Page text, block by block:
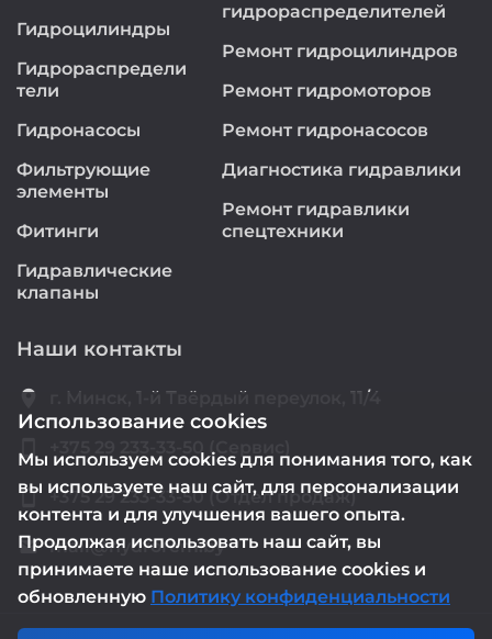
Гидроцилиндры
Гидрораспредели
тели
Гидронасосы
Фильтрующие
элементы
Фитинги
Гидравлические
клапаны
гидрораспределителей
Ремонт гидроцилиндров
Ремонт гидромоторов
Ремонт гидронасосов
Диагностика гидравлики
Ремонт гидравлики
спецтехники
Наши контакты
location_on г. Минск, 1-й Твёрдый переулок, 11/4
smartphone +375 29 233-33-50 (Сервис)
smartphone +375 29 233-33-50 (Отдел продаж)
email mail@hydrorem.by
Использование cookies
Мы используем cookies для понимания того, как
вы используете наш сайт, для персонализации
контента и для улучшения вашего опыта.
Продолжая использовать наш сайт, вы
принимаете наше использование cookies и
обновленную Политику конфиденциальности